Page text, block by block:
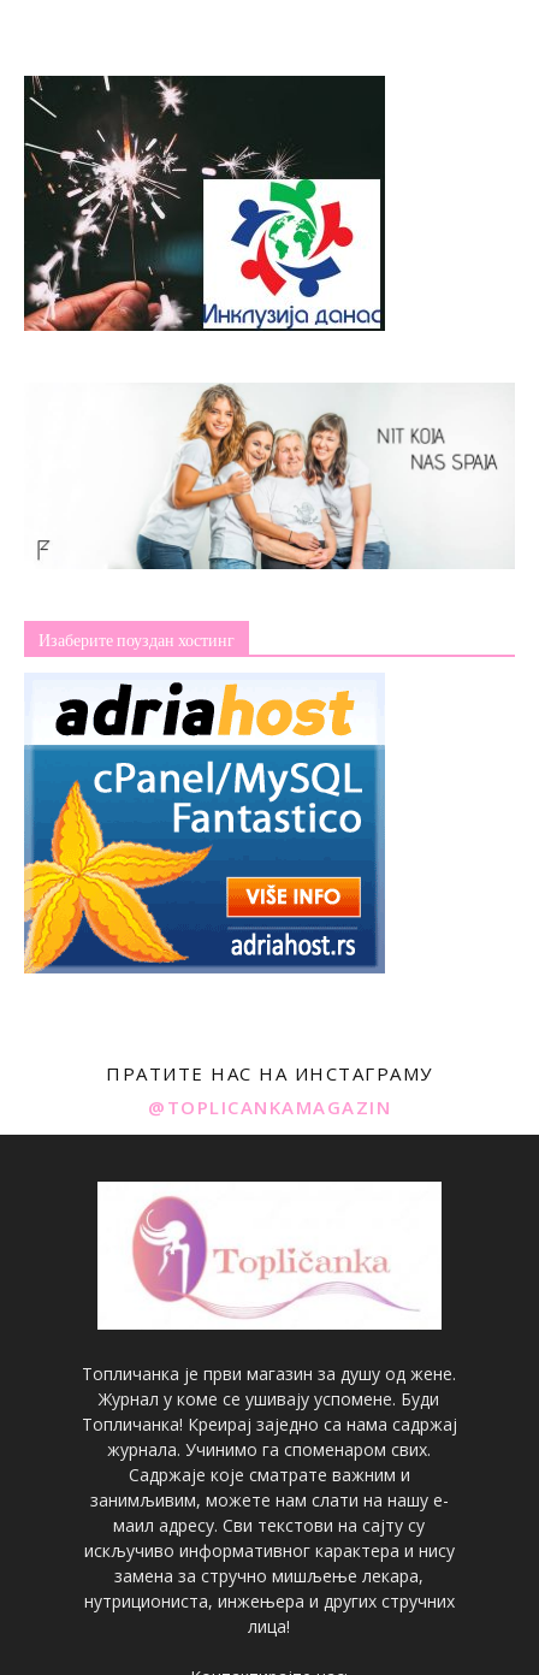
Изаберите поуздан хостинг
ПРАТИТЕ НАС НА ИНСТАГРАМУ
@TOPLICANKAMAGAZIN
Топличанка је први магазин за душу од жене.
Журнал у коме се ушивају успомене. Буди
Топличанка! Креирај заједно са нама садржај
журнала. Учинимо га споменаром свих.
Садржаје које сматрате важним и
занимљивим, можете нам слати на нашу е-
маил адресу. Сви текстови на сајту су
искључиво информативног карактера и нису
замена за стручно мишљење лекара,
нутрициониста, инжењера и других стручних
лица!